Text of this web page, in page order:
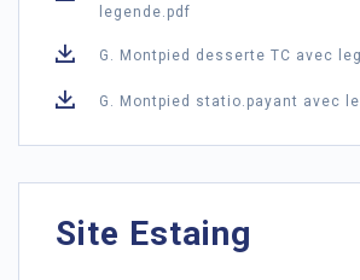
legende.pdf
G. Montpied desserte TC avec
G. Montpied statio.payant avec
Site Estaing